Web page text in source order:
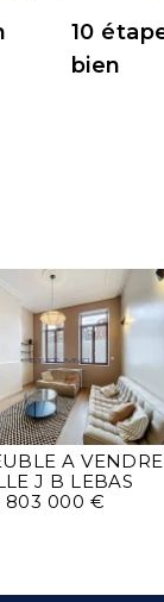
10
bien
A VENDRE
J B LEBAS
803 000 €